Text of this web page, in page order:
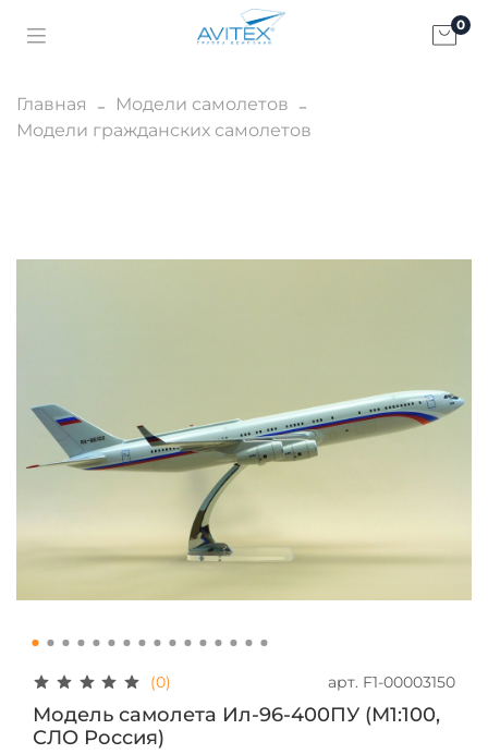
0
Главная
Модели самолетов
Модели гражданских самолетов
(0) арт. F1-00003150
Модель самолета Ил-96-400ПУ (М1:100,
СЛО Россия)